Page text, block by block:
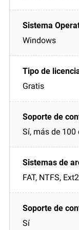
Windows
Gratis
Sí, más de
FAT, NTFS,
Sí